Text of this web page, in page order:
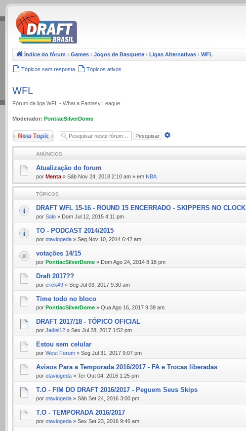
.
Índice do fórum ‹ Games ‹ Jogos de Basquete ‹ Ligas Alternativas ‹ WFL
Tópicos sem resposta Tópicos ativos
WFL
Fórum da liga WFL - What a Fantasy League
Moderador: PontiacSilverDome
Novo Tópico
ANÚNCIOS
Atualização do forum
por Menta » Sáb Nov 24, 2018 2:10 am » em NBA
TÓPICOS
DRAFT WFL 15-16 - ROUND 15 ENCERRADO - SKIPPERS NO CLOCK
por Salo » Dom Jul 12, 2015 4:11 pm
TO - PODCAST 2014/2015
por otaviogeda » Seg Nov 10, 2014 6:42 am
votações 14/15
por PontiacSilverDome » Dom Ago 24, 2014 8:18 pm
Draft 2017??
por erick#9 » Seg Jul 03, 2017 9:30 am
Time todo no bloco
por PontiacSilverDome » Qua Ago 16, 2017 9:39 am
DRAFT 2017/18 - TÓPICO OFICIAL
por Jadiel12 » Sex Jul 28, 2017 1:52 pm
Estou sem celular
por West Forum » Seg Jul 31, 2017 9:07 pm
Avisos Para a Temporada 2016/2017 - FA e Trocas liberadas
por otaviogeda » Ter Out 04, 2016 1:25 pm
T.O - FIM DO DRAFT 2016/2017 - Peguem Seus Skips
por otaviogeda » Sáb Set 24, 2016 3:00 pm
T.O - TEMPORADA 2016/2017
por otaviogeda » Sex Set 23, 2016 9:46 am